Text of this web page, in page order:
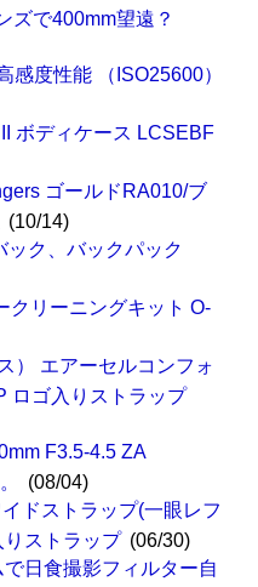
ズで400mm望遠？
感度性能 （ISO25600）
ボディケース LCSEBF
ゴールドRA010/ブ
(10/14)
ック、バックパック
クリーニングキット O-
） エアーセルコンフォ
ロゴ入りストラップ
F3.5-4.5 ZA
(08/04)
ドストラップ(一眼レフ
りストラップ (06/30)
日食撮影フィルター自